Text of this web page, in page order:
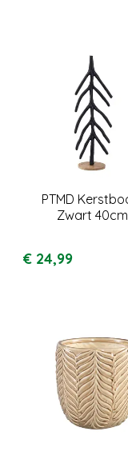
PTMD
Zwart 40cm
€ 24,99